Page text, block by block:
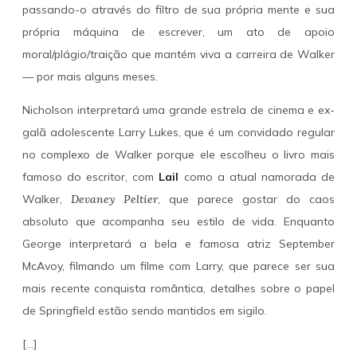
passando-o através do filtro de sua própria mente e sua
própria máquina de escrever, um ato de apoio
moral/plágio/traição que mantém viva a carreira de Walker
— por mais alguns meses.
Nicholson interpretará uma grande estrela de cinema e ex-
galã adolescente Larry Lukes, que é um convidado regular
no complexo de Walker porque ele escolheu o livro mais
famoso do escritor, com Lail como a atual namorada de
Walker, Devaney Peltier, que parece gostar do caos
absoluto que acompanha seu estilo de vida. Enquanto
George interpretará a bela e famosa atriz September
McAvoy, filmando um filme com Larry, que parece ser sua
mais recente conquista romântica, detalhes sobre o papel
de Springfield estão sendo mantidos em sigilo.
[…]